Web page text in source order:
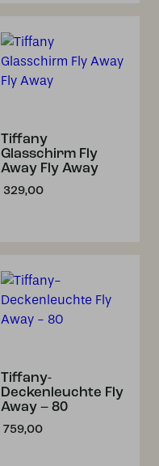
Tiffany
Glasschirm Fly
Away Fly Away
329,00
Tiffany-
Deckenleuchte Fly
Away – 80
759,00